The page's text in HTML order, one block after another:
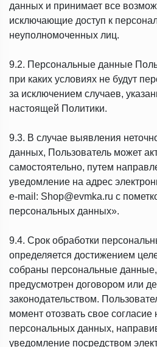
данных и принимает все
исключающие доступ к
неуполномоченных лиц.
9.2. Персональные данные
при каких условиях не будут
за исключением случаев,
настоящей Политики.
9.3. В случае выявления
данных, Пользователь может
самостоятельно, путем
уведомление на адрес
e-mail: Shop@evmka.ru с
персональных данных».
9.4. Срок обработки
определяется достижением
собраны персональные
предусмотрен договором или
законодательством.
момент отозвать свое согласие
персональных данных,
уведомление посредством